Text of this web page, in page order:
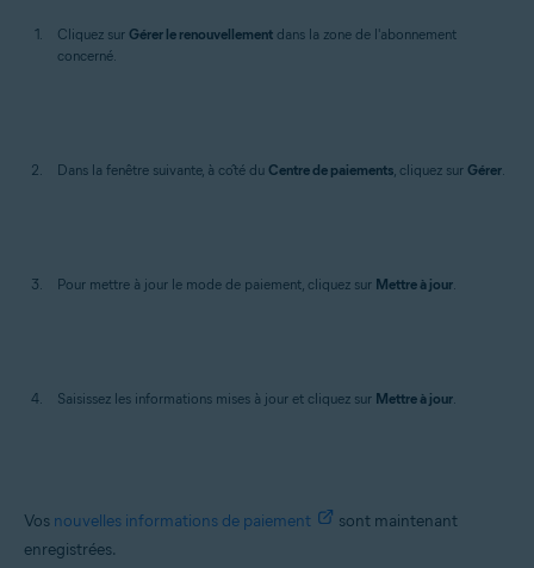
Cliquez sur Gérer le renouvellement dans la zone de l'abonnement
concerné.
Dans la fenêtre suivante, à côté du Centre de paiements, cliquez sur Gérer.
Pour mettre à jour le mode de paiement, cliquez sur Mettre à jour.
Saisissez les informations mises à jour et cliquez sur Mettre à jour.
Vos nouvelles informations de paiement
sont maintenant
enregistrées.